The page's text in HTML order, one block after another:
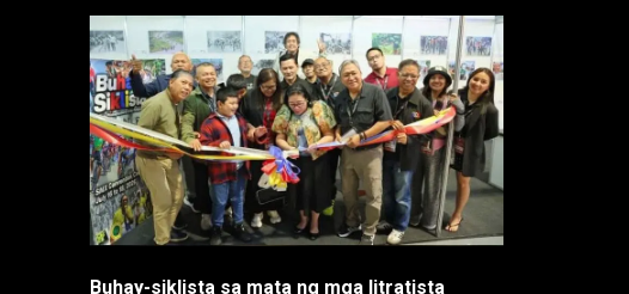
Buhay-siklista sa mata ng mga litratista